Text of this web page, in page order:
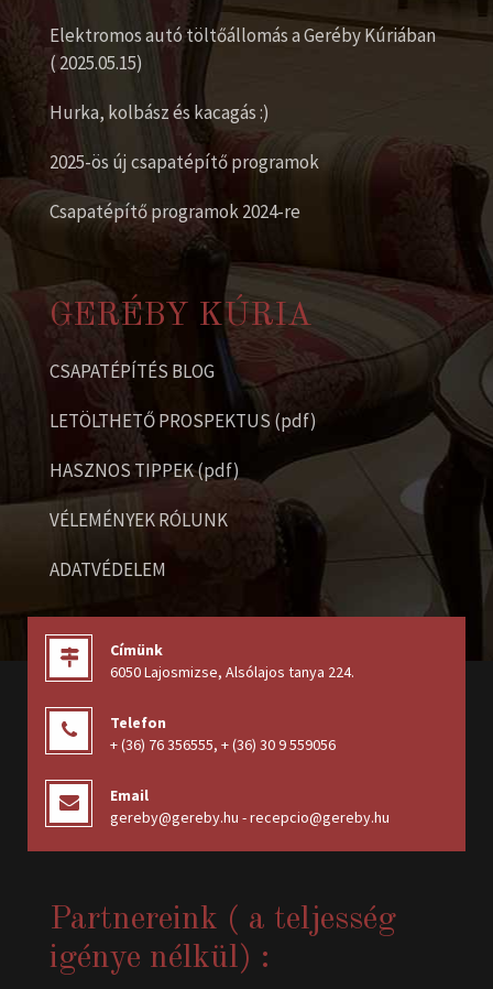
Elektromos autó töltőállomás a Geréby Kúriában
( 2025.05.15)
Hurka, kolbász és kacagás :)
2025-ös új csapatépítő programok
Csapatépítő programok 2024-re
GERÉBY KÚRIA
CSAPATÉPÍTÉS BLOG
LETÖLTHETŐ PROSPEKTUS (pdf)
HASZNOS TIPPEK (pdf)
VÉLEMÉNYEK RÓLUNK
ADATVÉDELEM
Címünk
6050 Lajosmizse, Alsólajos tanya 224.
Telefon
+ (36) 76 356555, + (36) 30 9 559056
Email
gereby@gereby.hu - recepcio@gereby.hu
Partnereink ( a teljesség
igénye nélkül) :